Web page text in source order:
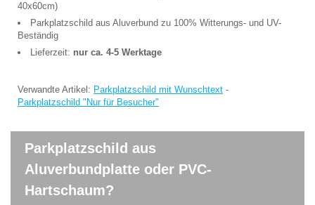
40x60cm)
Parkplatzschild aus Aluverbund zu 100% Witterungs- und UV-
Beständig
Lieferzeit: nur ca. 4-5 Werktage
Verwandte Artikel: Parkplatzschild mit Wunschtext -
Parkplatzschild "Nur für Besucher"
Parkplatzschild aus
Aluverbundplatte oder PVC-
Hartschaum?